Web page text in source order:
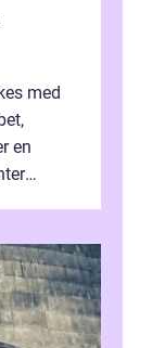
med
en